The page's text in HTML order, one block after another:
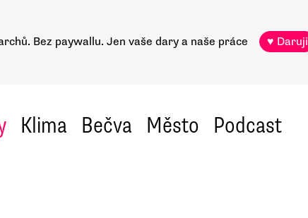
Bez paywallu. Jen vaše dary a naše práce ♥ Daruji
Klima Bečva Město Podcast